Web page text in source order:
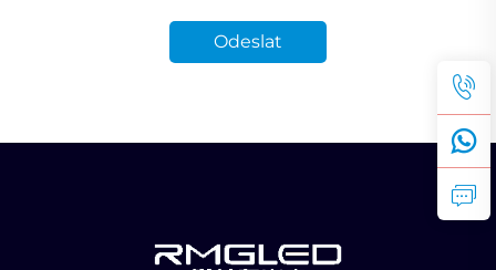
Odeslat